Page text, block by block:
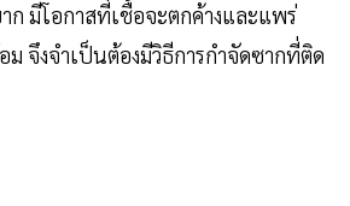
ก มีโอกาสที่เชื้อจะตกค้างและแพร่
จึงจำเป็นต้องมีวิธีการกำจัดซากที่ติด